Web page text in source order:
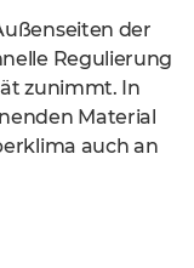
der
Regulierung
zunimmt. In
Material
auch an